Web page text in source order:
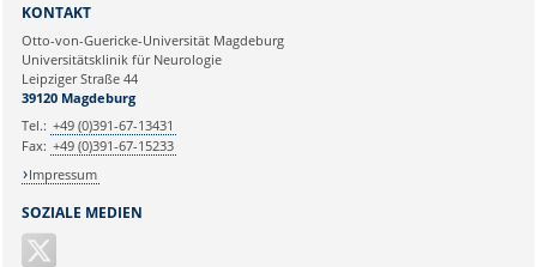
Ihre E-Mailadresse:
Ihr Anliegen:
SOZIALE MEDIEN
KONTAKT
Otto-von-Guericke-Universität Magdeburg
Universitätsklinik für Neurologie
Leipziger Straße 44
39120 Magdeburg
Tel.: +49 (0)391-67-13431
Fax: +49 (0)391-67-15233
Impressum